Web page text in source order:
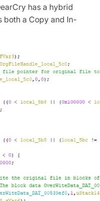
has a hybrid
a Copy and In-